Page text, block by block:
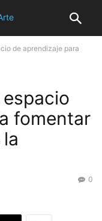
de aprendizaje para
fomentar
0